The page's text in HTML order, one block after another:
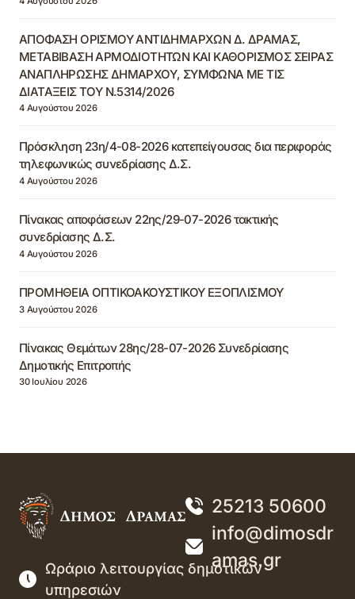
ΑΠΟΦΑΣΗ ΟΡΙΣΜΟΥ ΑΝΤΙΔΗΜΑΡΧΩΝ Δ. ΔΡΑΜΑΣ,
ΜΕΤΑΒΙΒΑΣΗ ΑΡΜΟΔΙΟΤΗΤΩΝ ΚΑΙ ΚΑΘΟΡΙΣΜΟΣ ΣΕΙΡΑΣ
ΑΝΑΠΛΗΡΩΣΗΣ ΔΗΜΑΡΧΟΥ, ΣΥΜΦΩΝΑ ΜΕ ΤΙΣ
ΔΙΑΤΑΞΕΙΣ ΤΟΥ Ν.5314/2026
4 Αυγούστου 2026
Πρόσκληση 23η/4-08-2026 κατεπείγουσας δια περιφοράς
τηλεφωνικώς συνεδρίασης Δ.Σ.
4 Αυγούστου 2026
Πίνακας αποφάσεων 22ης/29-07-2026 τακτικής
συνεδρίασης Δ.Σ.
4 Αυγούστου 2026
ΠΡΟΜΗΘΕΙΑ ΟΠΤΙΚΟΑΚΟΥΣΤΙΚΟΥ ΕΞΟΠΛΙΣΜΟΥ
3 Αυγούστου 2026
Πίνακας Θεμάτων 28ης/28-07-2026 Συνεδρίασης
Δημοτικής Επιτροπής
30 Ιουλίου 2026
25213 50600
info@dimosdr
amas.gr
Ωράριο λειτουργίας δημοτικών
υπηρεσιών